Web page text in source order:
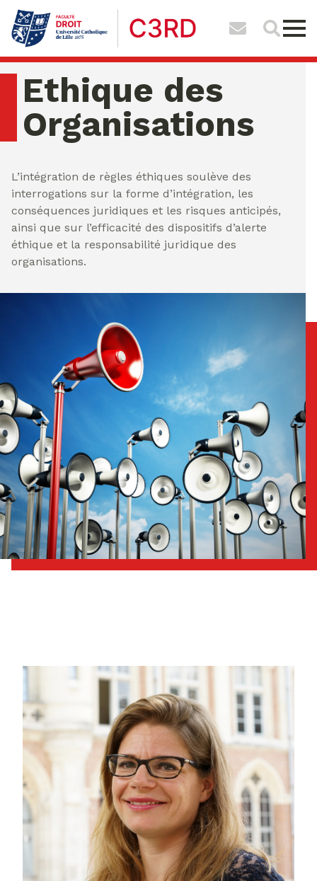
Ethique des
Organisations
L’intégration de règles éthiques soulève des
interrogations sur la forme d’intégration, les
conséquences juridiques et les risques anticipés,
ainsi que sur l’efficacité des dispositifs d’alerte
éthique et la responsabilité juridique des
organisations.